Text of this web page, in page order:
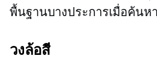
พื้นฐานบางประการเมื่อค้นห
วงล้อสี